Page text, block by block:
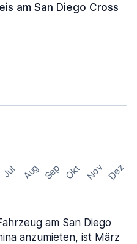
am San Diego Cross
Jul Aug Sep Okt Nov Dez
am San Diego
anzumieten, ist März